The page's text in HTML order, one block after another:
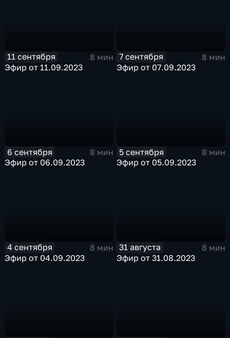
11 сентября
8 мин
Эфир от 11.09.2023
7 сентября
8 мин
Эфир от 07.09.2023
6 сентября
8 мин
Эфир от 06.09.2023
5 сентября
8 мин
Эфир от 05.09.2023
4 сентября
8 мин
Эфир от 04.09.2023
31 августа
8 мин
Эфир от 31.08.2023